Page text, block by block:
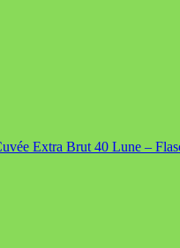
Extra Brut 40 Lune –